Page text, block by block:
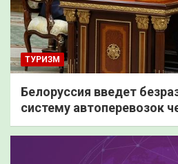
ТУРИЗМ
Белоруссия введет
систему автоперевозок